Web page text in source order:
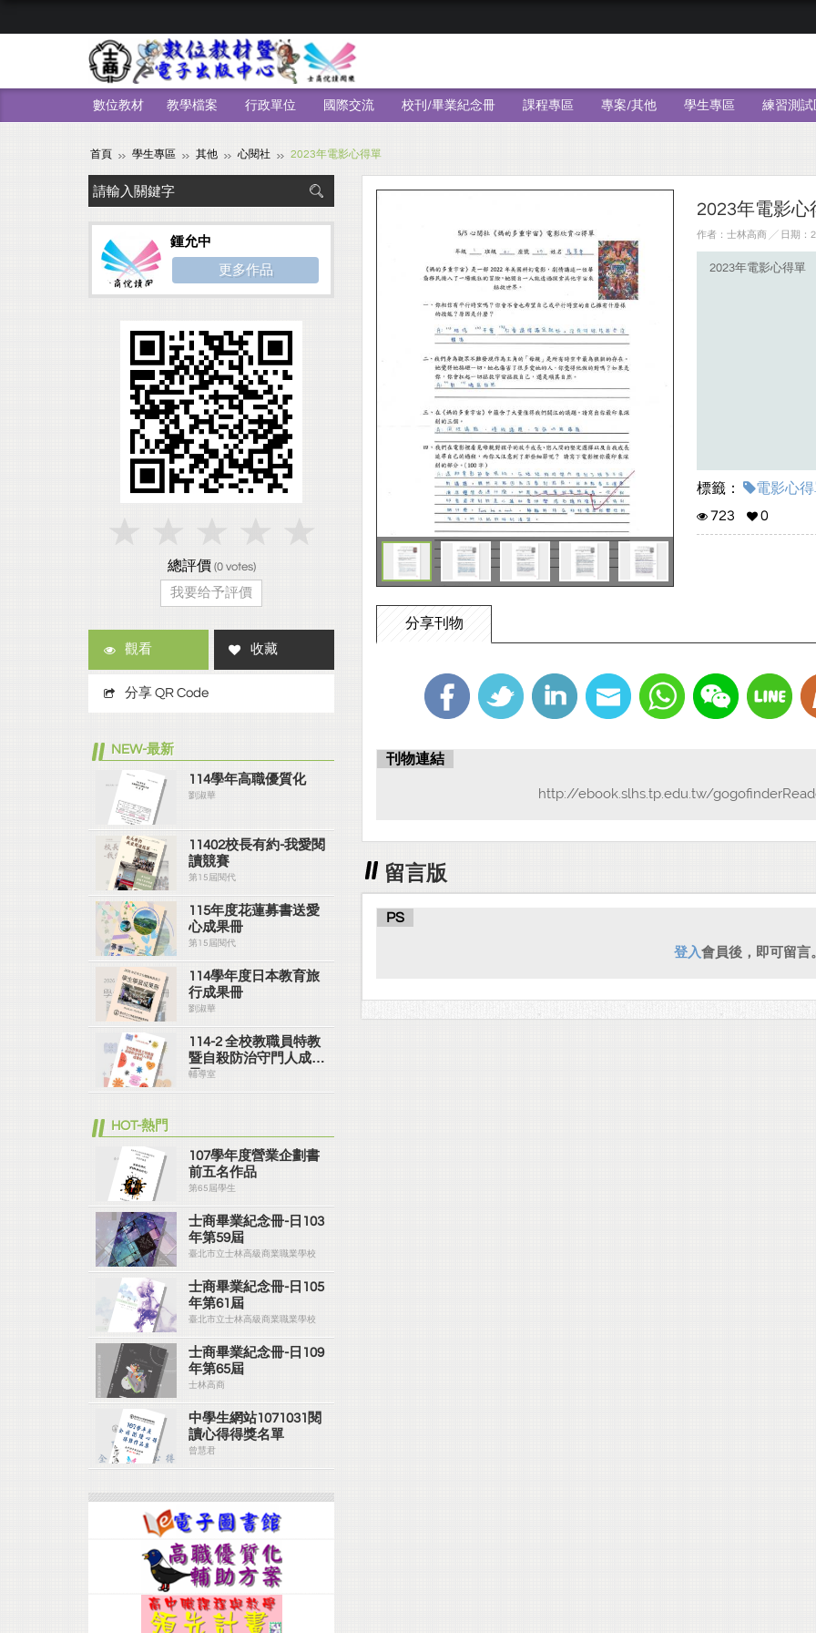
數位教材 教學檔案 行政單位 國際交流 校刊/畢業紀念冊 課程專區 專案/其他 學生專區 練習測試
首頁 學生專區 其他 心閱社 2023年電影心得單
2023年電影心
作者：士林高商 ╱ 日期：
2023年電影心得單
標籤：
電影心得
723
0
分享刊物
刊物連結
http://ebook.slhs.tp.edu.tw/
留言版
PS
登入會員後，即可留言
鍾允中
更多作品
總評價 (0votes)
我要给予評價
觀看 收藏
分享 QR Code
NEW-最新
114學年高職優質化
劉淑華
11402校長有約-我愛閱
讀競賽
第15屆閱代
115年度花蓮募書送愛
心成果冊
第15屆閱代
114學年度日本教育旅
行成果冊
劉淑華
114-2 全校教職員特教
暨自殺防治守門人成果
冊
輔導室
HOT-熱門
107學年度營業企劃書
前五名作品
第65屆學生
士商畢業紀念冊-日103
年第59屆
臺北市立士林高級商業職業學校
士商畢業紀念冊-日105
年第61屆
臺北市立士林高級商業職業學校
士商畢業紀念冊-日109
年第65屆
士林高商
中學生網站1071031閱
讀心得得獎名單
曾慧君